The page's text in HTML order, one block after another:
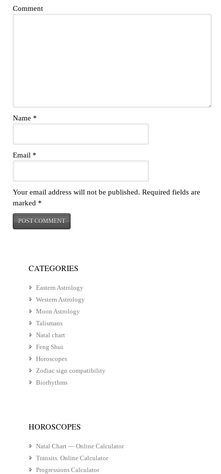
Comment
Name *
Email *
Your email address will not be published. Required fields are
marked *
CATEGORIES
Eastern Astrology
Western Astrology
Moon Astrology
Talismans
Natal chart
Feng Shui
Horoscopes
Zodiac sign compatibility
Biorhythms
HOROSCOPES
Natal Chart — Online Calculator
Transits. Online Calculator
Progressions Calculator